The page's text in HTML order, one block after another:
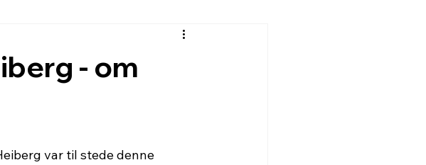
- om
var til stede denne